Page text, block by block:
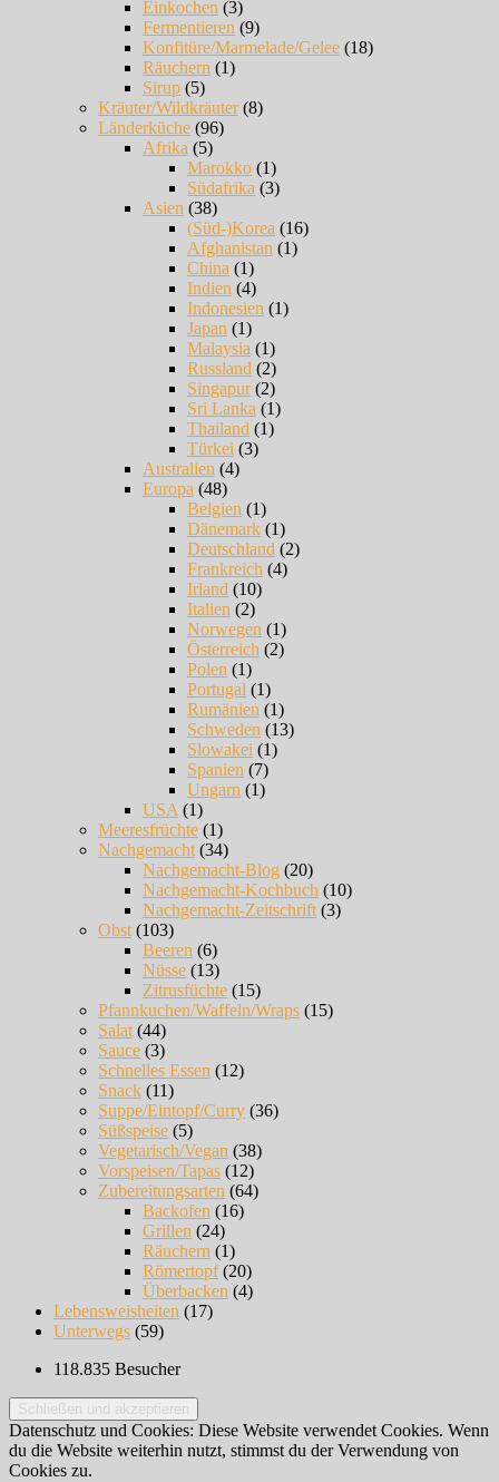
Einkochen (3)
Fermentieren (9)
Konfitüre/Marmelade/Gelee (18)
Räuchern (1)
Sirup (5)
Kräuter/Wildkräuter(8)
Länderküche (96)
Afrika (5)
Marokko (1)
Südafrika (3)
Asien (38)
(Süd-)Korea (16)
Afghanistan (1)
China (1)
Indien (4)
Indonesien (1)
Japan (1)
Malaysia (1)
Russland (2)
Singapur(2)
Sri Lanka (1)
Thailand (1)
Türkei (3)
Australien (4)
Europa (48)
Belgien (1)
Dänemark (1)
Deutschland (2)
Frankreich (4)
Irland (10)
Italien (2)
Norwegen (1)
Österreich (2)
Polen (1)
Portugal (1)
Rumänien (1)
Schweden (13)
Slowakei (1)
Spanien (7)
Ungarn (1)
USA(1)
Meeresfrüchte (1)
Nachgemacht(34)
Nachgemacht-Blog (20)
Nachgemacht-Kochbuch (10)
Nachgemacht-Zeitschrift(3)
Obst(103)
Beeren (6)
Nüsse (13)
Zitrusfüchte (15)
Pfannkuchen/Waffeln/Wraps (15)
Salat(44)
Sauce (3)
Schnelles Essen (12)
Snack (11)
Suppe/Eintopf/Curry (36)
Süßspeise (5)
Vegetarisch/Vegan (38)
Vorspeisen/Tapas (12)
Zubereitungsarten (64)
Backofen (16)
Grillen (24)
Räuchern (1)
Römertopf(20)
Überbacken (4)
Lebensweisheiten (17)
Unterwegs (59)
118.835 Besucher
Datenschutz und Cookies: Diese Website verwendet Cookies. Wenn
du die Website weiterhin nutzt, stimmst du der Verwendung von
Cookies zu.